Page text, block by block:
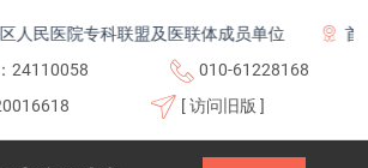
民医院专科联盟及医联体成员单位
首都
24110058
010-61228168
[ 访问旧版 ]